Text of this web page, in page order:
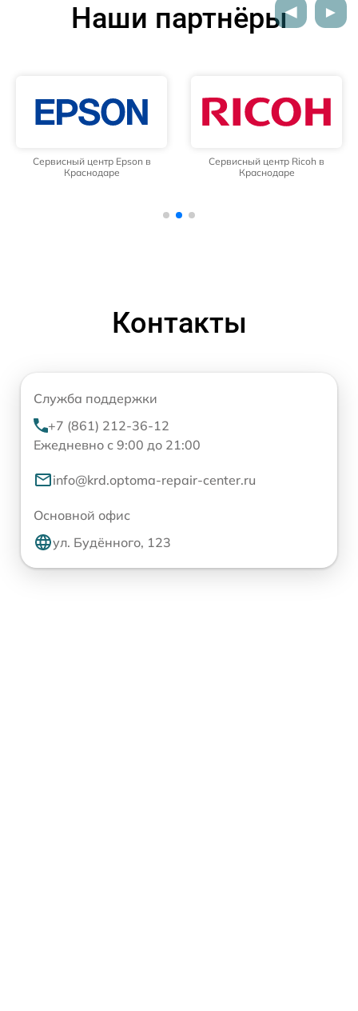
Наши партнёры
Сервисный центр Epson в
Краснодаре
Сервисный центр Ricoh в
Краснодаре
Контакты
Служба поддержки
+7 (861) 212-36-12
Ежедневно с 9:00 до 21:00
info@krd.optoma-repair-center.ru
Основной офис
ул. Будённого, 123